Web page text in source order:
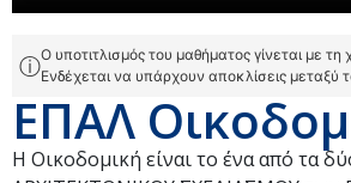
ⓘΟ υποτιτλισμός του μαθήματος γίνεται με
Ενδέχεται να υπάρχουν αποκλίσεις
ΕΠΑΛ
Η Οικοδομική είναι το ένα από